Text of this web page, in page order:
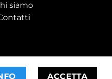
siamo
ACCETTA